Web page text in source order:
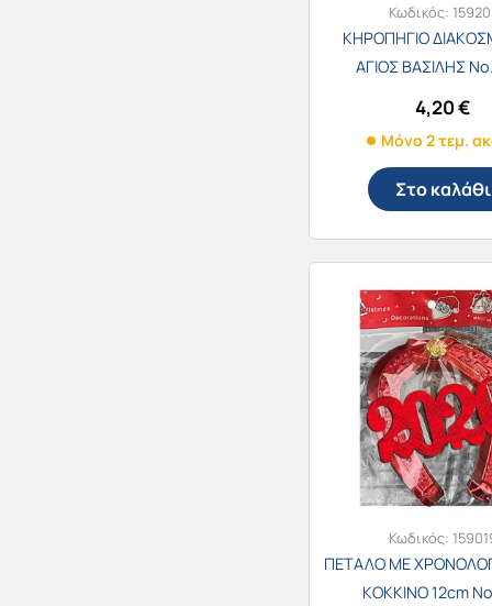
Κωδικός:
ΚΗΡΟΠΗΓΙΟ
ΑΓΙΟΣ ΒΑΣΙΛΗΣ
4,20€
Μόνο 2 τεμ.
Στο καλάθι
Κωδικός:
ΠΕΤΑΛΟ ΜΕ
ΚΟΚΚΙΝΟ 12cm